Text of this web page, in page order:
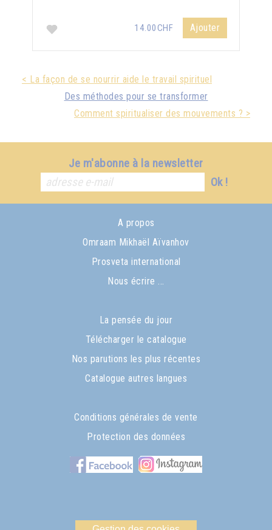
14.00CHF Ajouter
< La façon de se nourrir aide le travail spirituel
Des méthodes pour se transformer
Comment spiritualiser des mouvements ? >
Je m'abonne à la newsletter
Ok !
A propos
Omraam Mikhaël Aïvanhov
Prosveta international
Nous écrire ...
La pensée du jour
Télécharger le catalogue
Nos parutions les plus récentes
Catalogue autres langues
Conditions générales de vente
Protection des données